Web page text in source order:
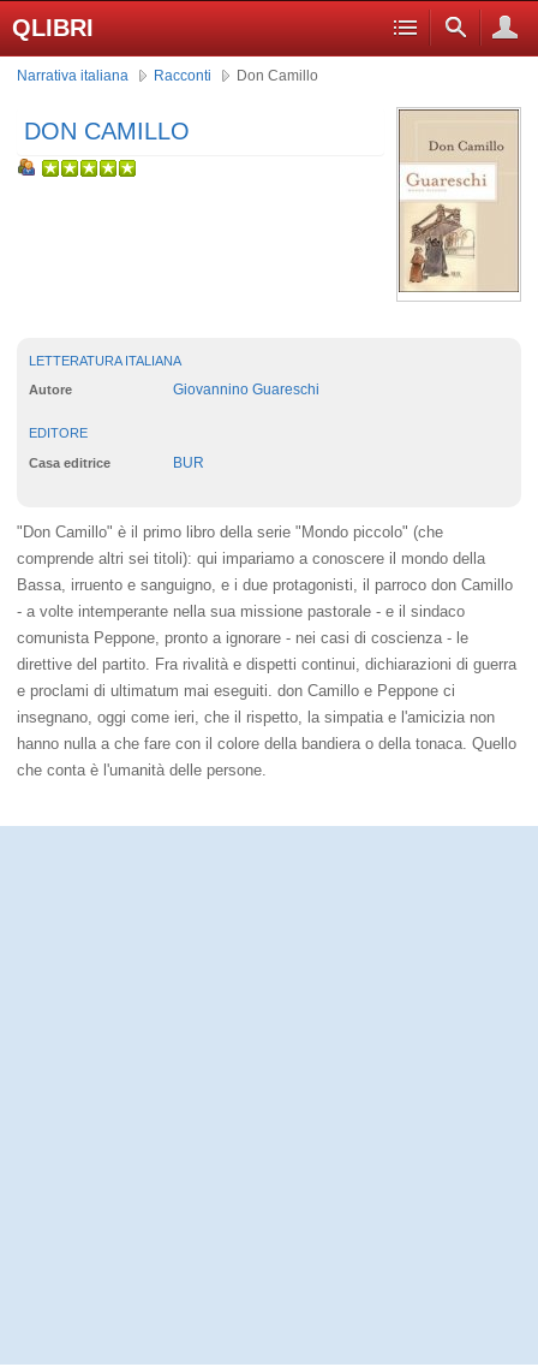
QLIBRI
Narrativa italiana Racconti Don Camillo
DON CAMILLO
LETTERATURA ITALIANA
Autore Giovannino Guareschi
EDITORE
Casa editrice BUR
"Don Camillo" è il primo libro della serie "Mondo piccolo" (che
comprende altri sei titoli): qui impariamo a conoscere il mondo della
Bassa, irruento e sanguigno, e i due protagonisti, il parroco don Camillo
- a volte intemperante nella sua missione pastorale - e il sindaco
comunista Peppone, pronto a ignorare - nei casi di coscienza - le
direttive del partito. Fra rivalità e dispetti continui, dichiarazioni di guerra
e proclami di ultimatum mai eseguiti. don Camillo e Peppone ci
insegnano, oggi come ieri, che il rispetto, la simpatia e l'amicizia non
hanno nulla a che fare con il colore della bandiera o della tonaca. Quello
che conta è l'umanità delle persone.